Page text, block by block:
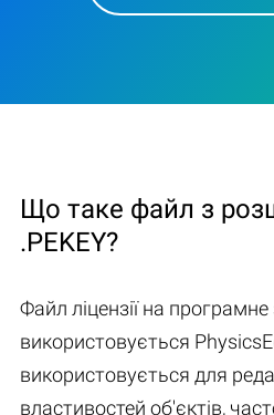
Що таке файл з
.PEKEY?
Файл ліцензії на
використовується
використовується для
властивостей об'єктів,